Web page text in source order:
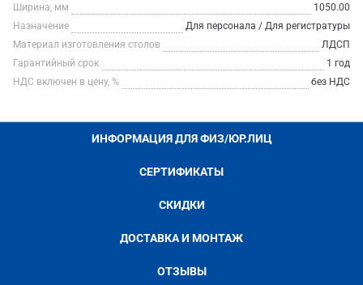
Ширина, мм
1050.00
Назначение
Для персонала / Для регистратуры
Материал изготовления столов
ЛДСП
Гарантийный срок
1 год
НДС включен в цену, %
без НДС
ИНФОРМАЦИЯ ДЛЯ ФИЗ/ЮР.ЛИЦ
СЕРТИФИКАТЫ
СКИДКИ
ДОСТАВКА И МОНТАЖ
ОТЗЫВЫ